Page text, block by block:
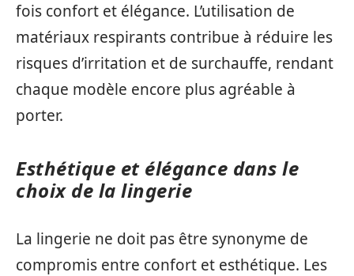
fois confort et élégance. L’utilisation de
matériaux respirants contribue à réduire les
risques d’irritation et de surchauffe, rendant
chaque modèle encore plus agréable à
porter.
Esthétique et élégance dans le
choix de la lingerie
La lingerie ne doit pas être synonyme de
compromis entre confort et esthétique. Les